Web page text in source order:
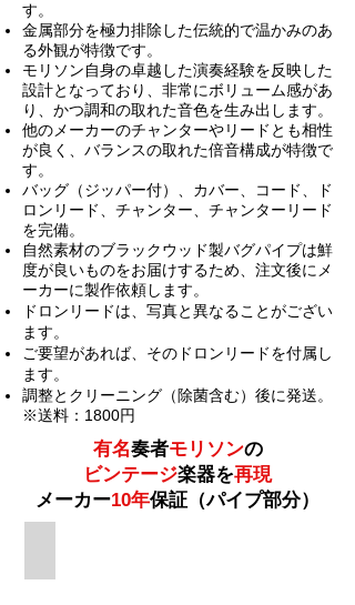
す。
金属部分を極力排除した伝統的で温かみのあ
る外観が特徴です。
モリソン自身の卓越した演奏経験を反映した
設計となっており、非常にボリューム感があ
り、かつ調和の取れた音色を生み出します。
他のメーカーのチャンターやリードとも相性
が良く、バランスの取れた倍音構成が特徴で
す。
バッグ（ジッパー付）、カバー、コード、ド
ロンリード、チャンター、チャンターリード
を完備。
自然素材のブラックウッド製バグパイプは鮮
度が良いものをお届けするため、注文後にメ
ーカーに製作依頼します。
ドロンリードは、写真と異なることがござい
ます。
ご要望があれば、そのドロンリードを付属し
ます。
調整とクリーニング（除菌含む）後に発送。
※送料：1800円
有名奏者モリソンの
ビンテージ楽器を再現
メーカー10年保証（パイプ部分）